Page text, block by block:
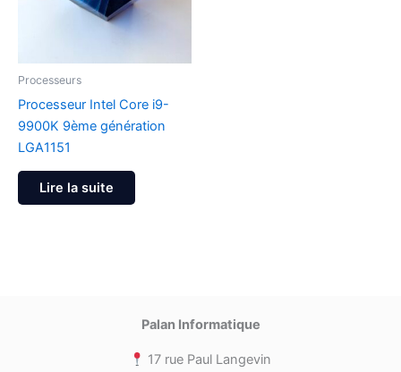
Processeurs
Processeur Intel Core i9-
9900K 9ème génération
LGA1151
Lire la suite
Palan Informatique
17 rue Paul Langevin